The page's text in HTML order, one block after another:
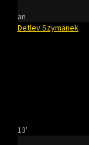
an
Detlev Szymanek
13'